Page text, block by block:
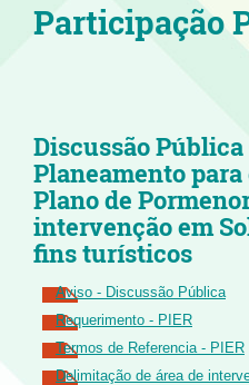
Participação
Discussão
Planeamento
Plano de
intervenção em
fins turísticos
Aviso - Discussão Pública
Requerimento - PIER
Termos de Referencia - PIER
Delimitação de área de